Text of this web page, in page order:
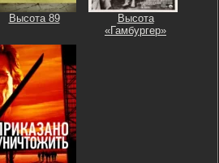
Высота 89
Высота
«Гамбургер»